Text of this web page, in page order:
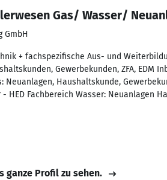
Gas/ Wasser/
GmbH
+ fachspezifische Aus- und
Gewerbekunden, ZFA, EDM
Neuanlagen, Haushaltskunde,
HED Fachbereich Wasser: Neuanlagen
ganze Profil zu sehen.